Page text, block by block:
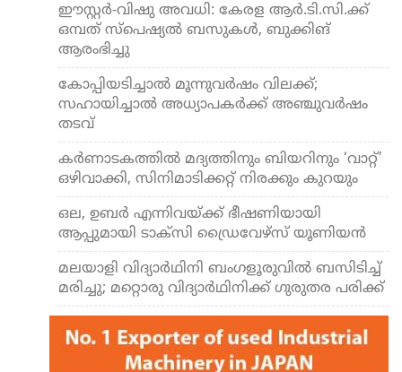
ഈസ്റ്റര്‍-വിഷു അവധി: കേരള ആര്‍.ടി.സി.ക്ക്
ഒമ്പത് സ്പെഷ്യല്‍ ബസുകള്‍, ബുക്കിങ്
ആരംഭിച്ചു
കോപ്പിയടിച്ചാല്‍ മൂന്നുവര്‍ഷം വിലക്ക്;
സഹായിച്ചാല്‍ അധ്യാപകര്‍ക്ക് അഞ്ചുവര്‍ഷം
തടവ്
കര്‍ണാടകത്തില്‍ മദ്യത്തിനും ബിയറിനും ‘വാറ്റ്’
ഒഴിവാക്കി, സിനിമാടിക്കറ്റ് നിരക്കും കുറയും
ഒല, ഉബര്‍ എന്നിവയ്ക്ക് ഭീഷണിയായി
ആപ്പുമായി ടാക്‌സി ഡ്രൈവേഴ്‌സ് യൂണിയൻ
മലയാളി വിദ്യാര്‍ഥിനി ബംഗളൂരുവില്‍ ബസിടിച്ച്
മരിച്ചു; മറ്റൊരു വിദ്യാര്‍ഥിനിക്ക് ഗുരുതര പരിക്ക്